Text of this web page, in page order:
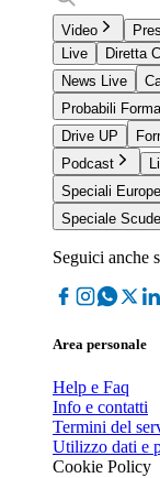
Video
Live
Diretta
News Live
Probabili
Drive UP
Podcast
Speciali
Speciale
Seguici anche
Area personale
Help e Faq
Info e contatti
Termini del
Utilizzo dati e
Cookie Policy